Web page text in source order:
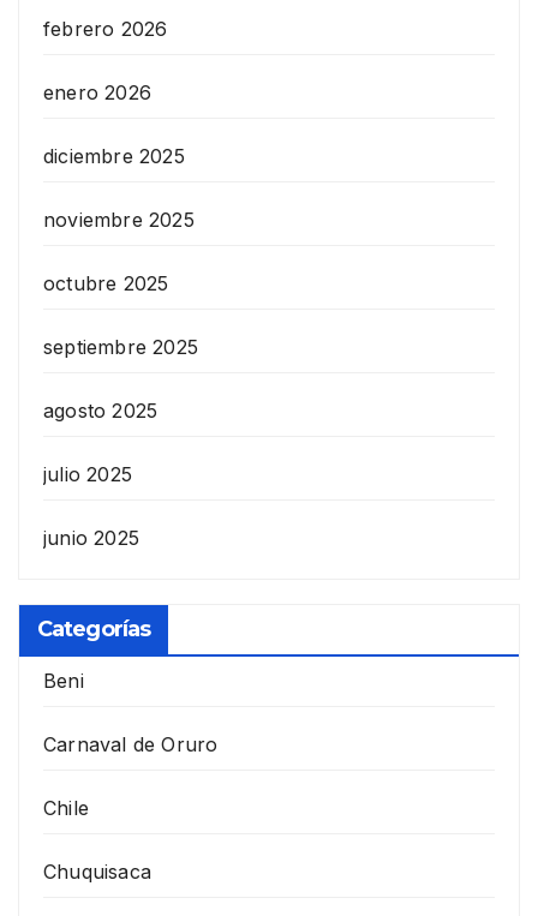
febrero 2026
enero 2026
diciembre 2025
noviembre 2025
octubre 2025
septiembre 2025
agosto 2025
julio 2025
junio 2025
Categorías
Beni
Carnaval de Oruro
Chile
Chuquisaca